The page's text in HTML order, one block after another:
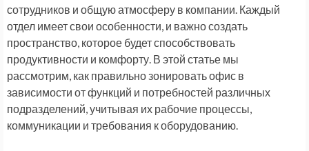
сотрудников и общую атмосферу в компании. Каждый
отдел имеет свои особенности, и важно создать
пространство, которое будет способствовать
продуктивности и комфорту. В этой статье мы
рассмотрим, как правильно зонировать офис в
зависимости от функций и потребностей различных
подразделений, учитывая их рабочие процессы,
коммуникации и требования к оборудованию.